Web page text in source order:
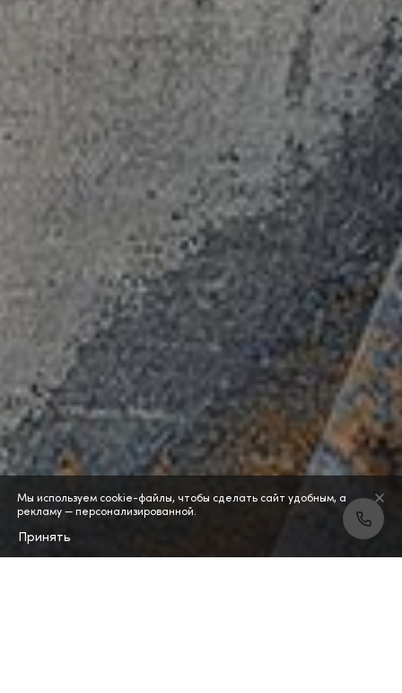
Мы используем cookie-файлы, чтобы сделать сайт удобным, а
рекламу — персонализированной.
Принять